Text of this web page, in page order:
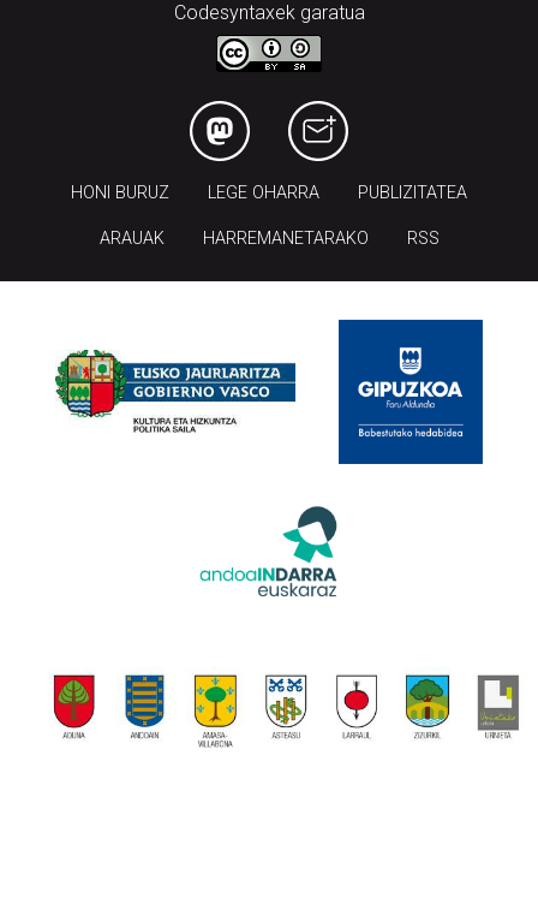
Codesyntaxek garatua
HONI BURUZ LEGE OHARRA PUBLIZITATEA
ARAUAK HARREMANETARAKO RSS